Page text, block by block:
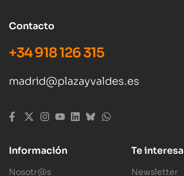
Contacto
+34 918 126 315
madrid@plazayvaldes.es
Información
Nosotr@s
Te interesa
Newsletter